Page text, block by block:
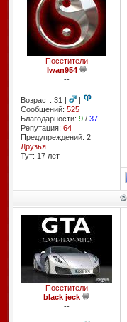
Посетители
Iwan954
--
Возраст: 31 |
|
Сообщений: 525
Благодарности: 9/ 37
Репутация: 64
Предупреждений: 2
Друзья
Тут: 17 лет
Посетители
black jeck
--